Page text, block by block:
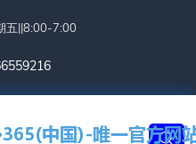
五||8:00-7:00